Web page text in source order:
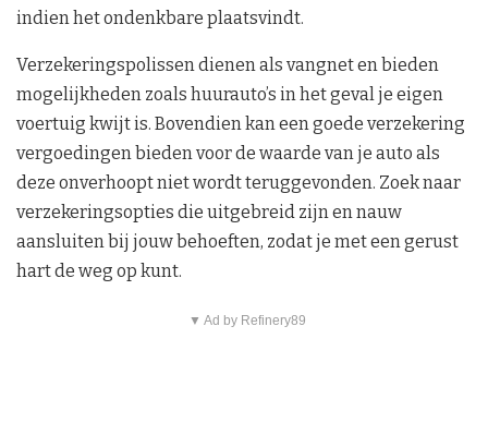
indien het ondenkbare plaatsvindt.
Verzekeringspolissen dienen als vangnet en bieden
mogelijkheden zoals huurauto’s in het geval je eigen
voertuig kwijt is. Bovendien kan een goede verzekering
vergoedingen bieden voor de waarde van je auto als
deze onverhoopt niet wordt teruggevonden. Zoek naar
verzekeringsopties die uitgebreid zijn en nauw
aansluiten bij jouw behoeften, zodat je met een gerust
hart de weg op kunt.
▼ Ad by Refinery89